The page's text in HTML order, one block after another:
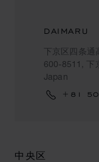
DAIMARU
下京区四条
600-8511, 下
Japan
+81
中央区